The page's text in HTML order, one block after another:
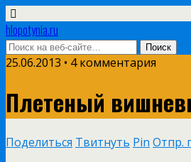
hlopotynia.ru
25.06.2013 • 4 комментария
Плетеный
Поделиться Твитнуть Pin Отпр.